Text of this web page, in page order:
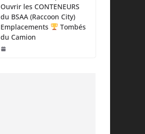
Ouvrir les CONTENEURS
du BSAA (Raccoon City)
Emplacements
Tombés
du Camion